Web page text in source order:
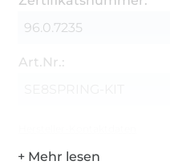
96.0.7235
Art.Nr.: